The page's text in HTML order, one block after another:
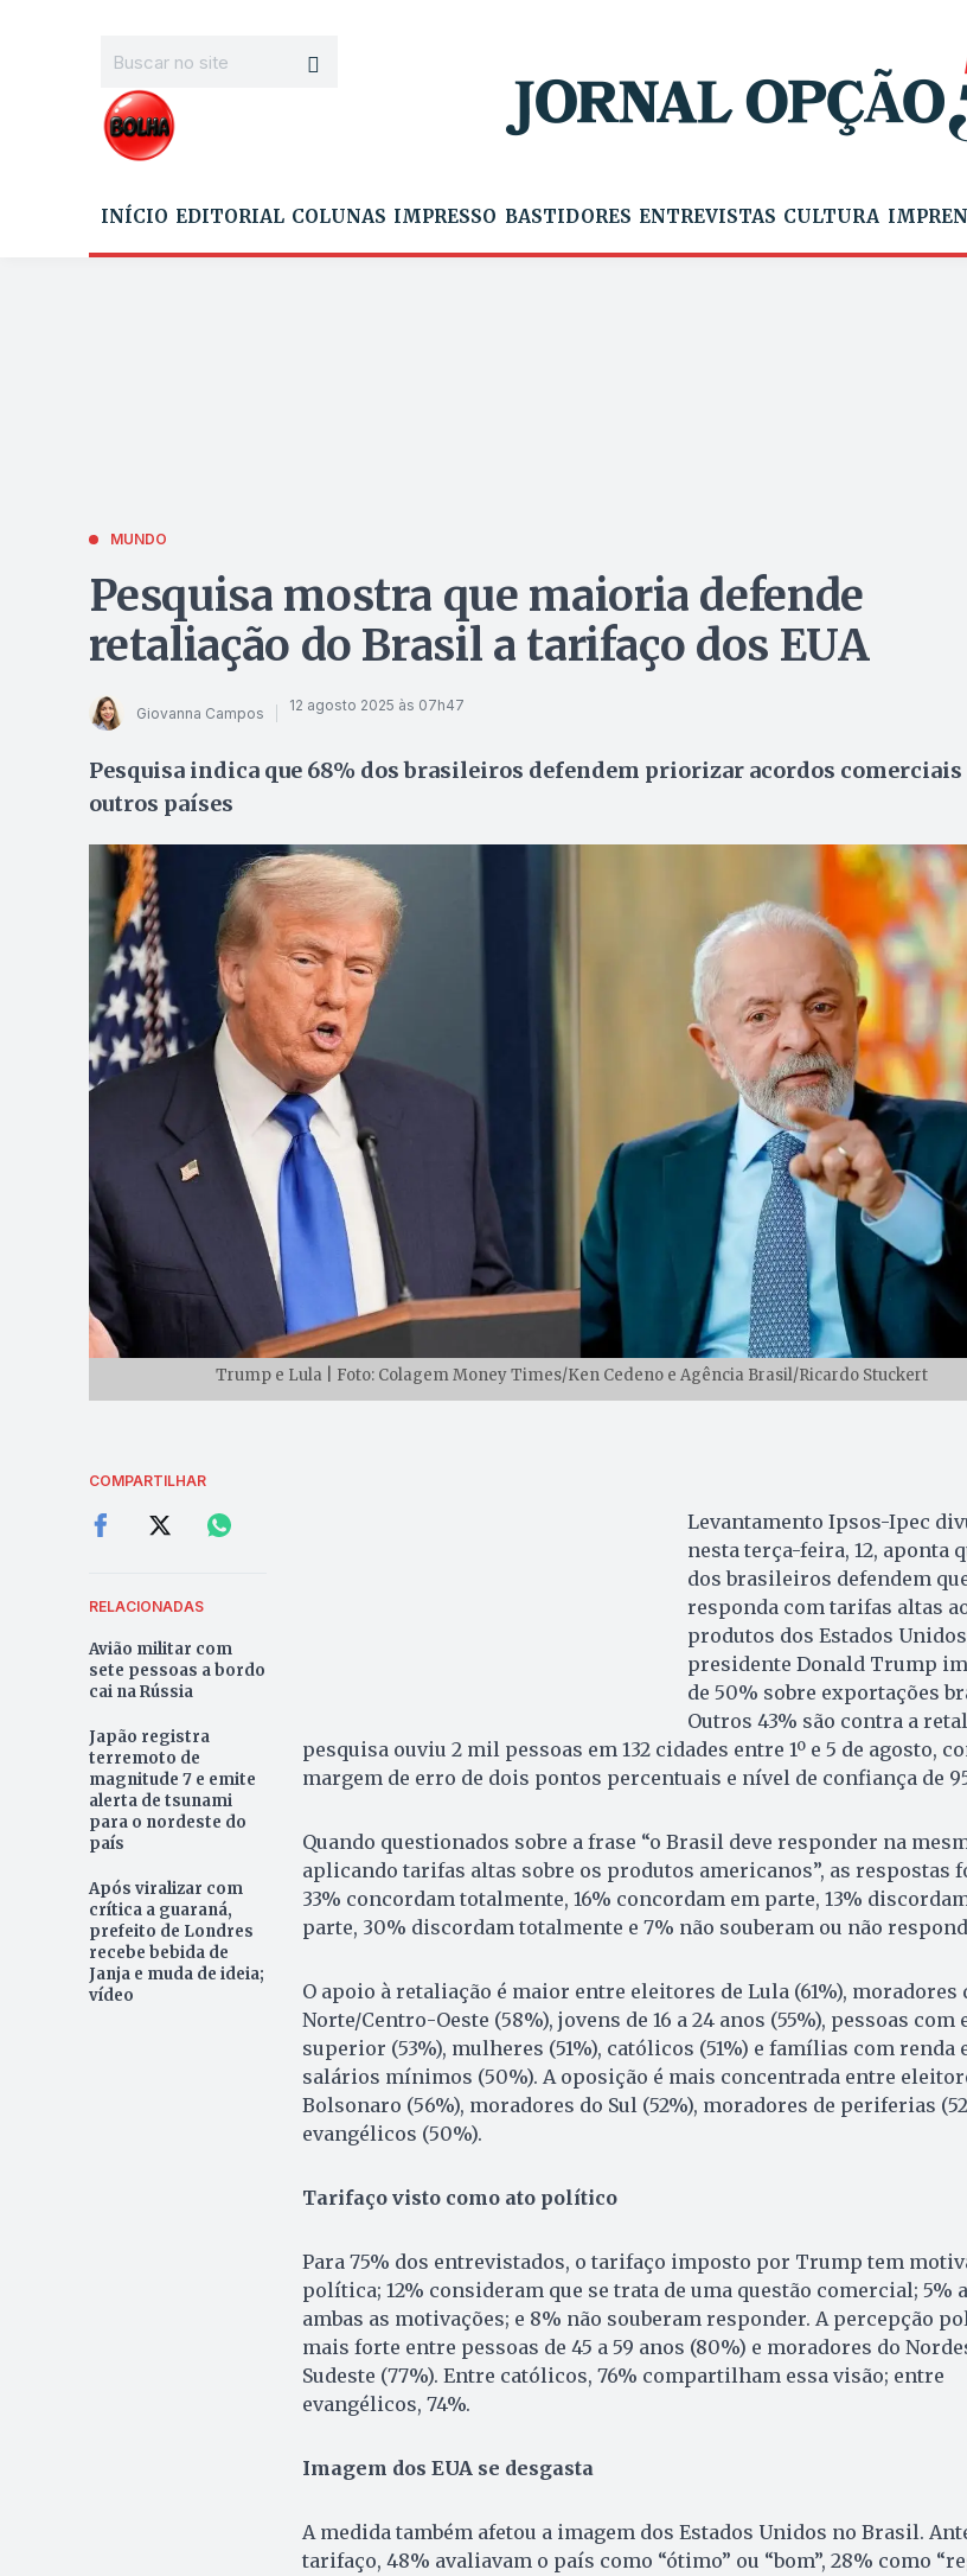
INÍCIO EDITORIAL COLUNAS IMPRESSO BASTIDORES ENTREVISTAS CULTURA
MUNDO
Pesquisa mostra que maioria defende
retaliação do Brasil a tarifaço dos EUA
Giovanna Campos 12 agosto 2025 às 07h47
Pesquisa indica que 68% dos brasileiros defendem priorizar acordos comerciais
outros países
Trump e Lula | Foto: Colagem Money Times/Ken Cedeno e Agência Brasil/Ricardo Stuckert
COMPARTILHAR
RELACIONADAS
Avião militar com
sete pessoas a bordo
cai na Rússia
Japão registra
terremoto de
magnitude 7 e emite
alerta de tsunami
para o nordeste do
país
Após viralizar com
crítica a guaraná,
prefeito de Londres
recebe bebida de
Janja e muda de ideia;
vídeo
Levantamento Ipsos-Ipec
nesta terça-feira, 12, aponta
dos brasileiros defendem
responda com tarifas altas
produtos dos Estados
presidente Donald Trump
de 50% sobre exportações
Outros 43% são contra a
pesquisa ouviu 2 mil pessoas em 132 cidades entre 1º e 5 de agosto,
margem de erro de dois pontos percentuais e nível de confiança de
Quando questionados sobre a frase “o Brasil deve responder na
aplicando tarifas altas sobre os produtos americanos”, as respostas
33% concordam totalmente, 16% concordam em parte, 13%
parte, 30% discordam totalmente e 7% não souberam ou não
O apoio à retaliação é maior entre eleitores de Lula (61%), moradores
Norte/Centro-Oeste (58%), jovens de 16 a 24 anos (55%), pessoas com
superior (53%), mulheres (51%), católicos (51%) e famílias com renda
salários mínimos (50%). A oposição é mais concentrada entre
Bolsonaro (56%), moradores do Sul (52%), moradores de periferias
evangélicos (50%).
Tarifaço visto como ato político
Para 75% dos entrevistados, o tarifaço imposto por Trump tem
política; 12% consideram que se trata de uma questão comercial; 5%
ambas as motivações; e 8% não souberam responder. A percepção
mais forte entre pessoas de 45 a 59 anos (80%) e moradores do
Sudeste (77%). Entre católicos, 76% compartilham essa visão; entre
evangélicos, 74%.
Imagem dos EUA se desgasta
A medida também afetou a imagem dos Estados Unidos no Brasil.
tarifaço, 48% avaliavam o país como “ótimo” ou “bom”, 28% como